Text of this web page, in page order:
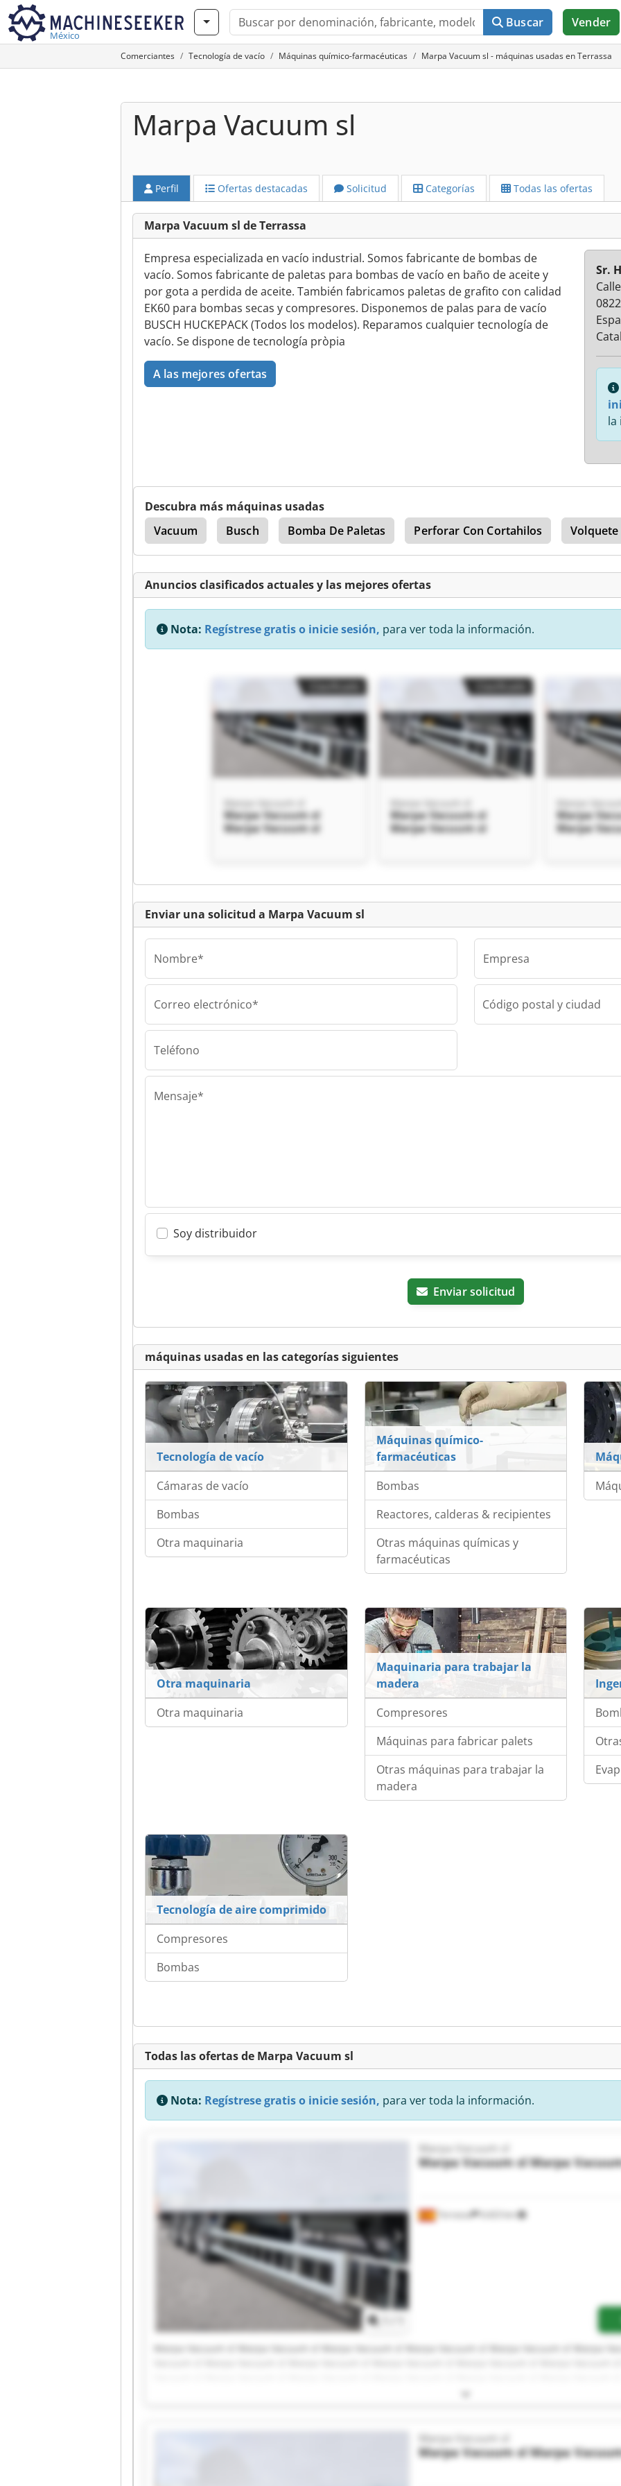
México
Buscar Vender
Comerciantes Tecnología de vacío Máquinas químico-farmacéuticas Marpa Vacuum sl - máquinas usadas en Terrassa
Marpa Vacuum sl
Perfil Ofertas destacadas Solicitud Categorías Todas las ofertas
Marpa Vacuum sl de Terrassa
Empresa especializada en vacío industrial. Somos fabricante de bombas de
vacío. Somos fabricante de paletas para bombas de vacío en baño de aceite y
por gota a perdida de aceite. También fabricamos paletas de grafito con calidad
EK60 para bombas secas y compresores. Disponemos de palas para de vacío
BUSCH HUCKEPACK (Todos los modelos). Reparamos cualquier tecnología de
vacío. Se dispone de tecnología pròpia
A las mejores ofertas
Sr.
la
Descubra más máquinas usadas
Vacuum
Busch Bomba De Paletas Perforar Con Cortahilos Volquete
Anuncios clasificados actuales y las mejores ofertas
Nota: Regístrese gratis o inicie sesión, para ver toda la información.
Marpa Vacuum sl
Marpa Vacuum sl
Marpa Vacuum sl
Marpa Vacuum sl
Marpa Vacuum sl
Marpa Vacuum sl
Marpa
Marpa
Marpa
Marpa Vacuum sl
Marpa Vacuum sl
Clasificado
Enviar una solicitud a Marpa Vacuum sl
Nombre*
Correo electrónico*
Teléfono
Empresa
Código postal y ciudad
Mensaje*
Soy distribuidor
Enviar solicitud
máquinas usadas en las categorías siguientes
Tecnología de vacío
Cámaras de vacío
Bombas
Otra maquinaria
Máquinas químico-
farmacéuticas
Bombas
Reactores, calderas & recipientes
Otras máquinas químicas y
farmacéuticas
Otra maquinaria
Otra maquinaria
Maquinaria para trabajar la
madera
Compresores
Máquinas para fabricar palets
Otras máquinas para trabajar la
madera
Tecnología de aire comprimido
Compresores
Bombas
Todas las ofertas de Marpa Vacuum sl
Nota: Regístrese gratis o inicie sesión, para ver toda la información.
Terrassa 9,423 km
Marpa Vacuum sl
Marpa Vacuum slMarpa
Marpa Vacuum sl
Marpa Vacuum slMarpa